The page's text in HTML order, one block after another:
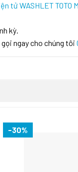
tử WASHLET TOTO
kỳ.
ngay cho chúng tôi
-30%